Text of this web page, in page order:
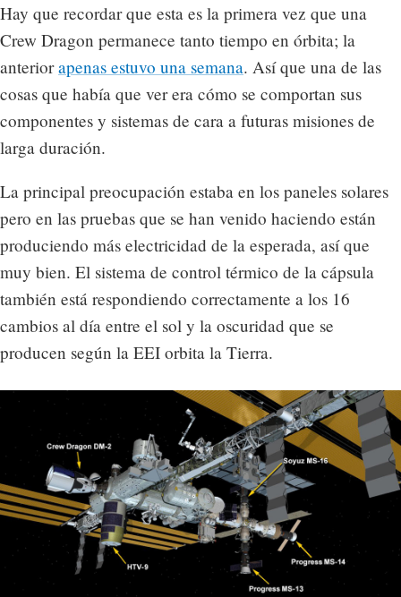
Hay que recordar que esta es la primera vez que una
Crew Dragon permanece tanto tiempo en órbita; la
anteriorapenas estuvo una semana. Así que una de las
cosas que había que ver era cómo se comportan sus
componentes y sistemas de cara a futuras misiones de
larga duración.
La principal preocupación estaba en los paneles solares
pero en las pruebas que se han venido haciendo están
produciendo más electricidad de la esperada, así que
muy bien. El sistema de control térmico de la cápsula
también está respondiendo correctamente a los 16
cambios al día entre el sol y la oscuridad que se
producen según la EEI orbita la Tierra.